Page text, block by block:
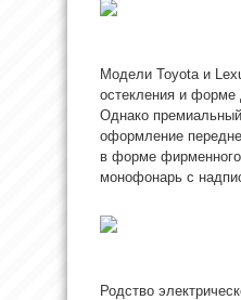
Модели Toyota и
остекления и форме
Однако
оформление
в форме фирменного
монофонарь с
Родство